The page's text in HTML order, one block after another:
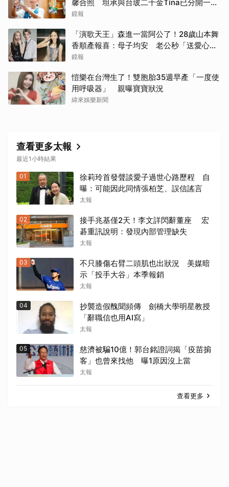
馨合照 坦承與台玻二千金Tina已分開一段
時間
鏡報
「演歌天王」森進一當阿公了！28歲山本舞
香順產報喜：母子均安 老公秒「送愛心」
閃炸
鏡報
愷樂在台灣生了！雙胞胎35週早產「一度使
用呼吸器」 親曝寶寶狀況
緯來娛樂新聞
查看更多太報
最近1小時結果
01
徐莉玲首發聲談愛子過世心路歷程 自
曝：可能因此同情張柏芝、誤信謠言
太報
02
接手兆基僅2天！李文詳閃辭董座 宏
碁重訊說明：發現內部管理缺失
太報
03
不只膝傷右臂二頭肌也出狀況 美媒暗
示「投手大谷」本季報銷
太報
04
抄襲造假醜聞頻傳 劍橋大學明星教授
「辭職信也用AI寫」
太報
05
慈濟被騙10億！郭台銘證詞揭「疫苗掮
客」也曾來找他 曝1原因沒上當
太報
查看更多